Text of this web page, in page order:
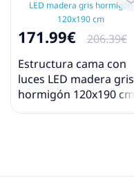
171.99€
206.39€
Estructura cama con
luces LED madera gris
hormigón 120x190 cm